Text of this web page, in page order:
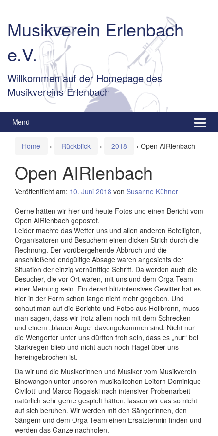
Inhalt
springen
Musikverein Erlenbach
e.V.
Willkommen auf der Homepage des
Musikvereins Erlenbach
Menü
Home › Rückblick › 2018 › Open AIRlenbach
Open AIRlenbach
Veröffentlicht am: 10. Juni 2018 von Susanne Kühner
Gerne hätten wir hier und heute Fotos und einen Bericht vom
Open AIRlenbach gepostet.
Leider machte das Wetter uns und allen anderen Beteiligten,
Organisatoren und Besuchern einen dicken Strich durch die
Rechnung. Der vorübergehende Abbruch und die
anschließend endgültige Absage waren angesichts der
Situation der einzig vernünftige Schritt. Da werden auch die
Besucher, die vor Ort waren, mit uns und dem Orga-Team
einer Meinung sein. Ein derart blitzintensives Gewitter hat es
hier in der Form schon lange nicht mehr gegeben. Und
schaut man auf die Berichte und Fotos aus Heilbronn, muss
man sagen, dass wir trotz allem noch mit dem Schrecken
und einem „blauen Auge“ davongekommen sind. Nicht nur
die Wengerter unter uns dürften froh sein, dass es „nur“ bei
Starkregen blieb und nicht auch noch Hagel über uns
hereingebrochen ist.
Da wir und die Musikerinnen und Musiker vom Musikverein
Binswangen unter unseren musikalischen Leitern Dominique
Civilotti und Marco Rogalski nach intensiver Probenarbeit
natürlich sehr gerne gespielt hätten, lassen wir das so nicht
auf sich beruhen. Wir werden mit den Sängerinnen, den
Sängern und dem Orga-Team einen Ersatztermin finden und
werden das Ganze nachholen.